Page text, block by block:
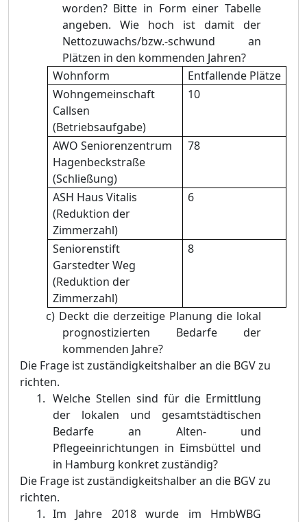
worden? Bitte in Form einer Tabelle
angeben. Wie hoch ist damit der
Nettozuwachs/bzw.-schwund an
Plätzen in den kommenden Jahren?
Wohnform
Entfallende Plätze
Wohngemeinschaft
Callsen
(Betriebsaufgabe)
10
AWO Seniorenzentrum
Hagenbeckstraße
(Schließung)
78
ASH Haus Vitalis
(Reduktion der
Zimmerzahl)
6
Seniorenstift
Garstedter Weg
(Reduktion der
Zimmerzahl)
8
c) Deckt die derzeitige Planung die lokal
prognostizierten Bedarfe der
kommenden Jahre?
Die Frage ist zuständigkeitshalber an die BGV zu
richten.
Welche Stellen sind für die Ermittlung
der lokalen und gesamtstädtischen
Bedarfe an Alten- und
Pflegeeinrichtungen in Eimsbüttel und
in Hamburg konkret zuständig?
Die Frage ist zuständigkeitshalber an die BGV zu
richten.
Im Jahre 2018 wurde im HmbWBG